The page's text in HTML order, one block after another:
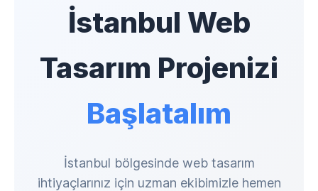
İstanbul Web
Tasarım Projenizi
Başlatalım
İstanbul bölgesinde web tasarım
ihtiyaçlarınız için uzman ekibimizle hemen